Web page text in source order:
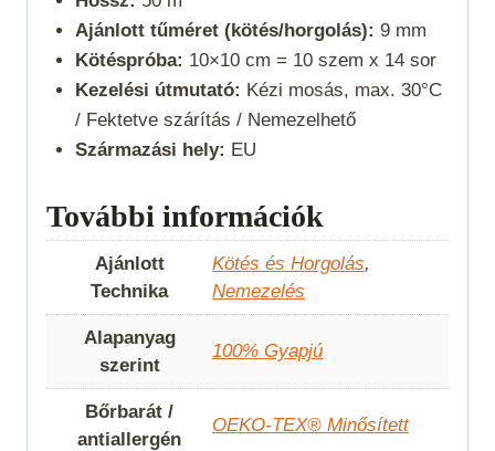
Ajánlott tűméret (kötés/horgolás): 9 mm
Kötéspróba: 10×10 cm = 10 szem x 14 sor
Kezelési útmutató: Kézi mosás, max. 30°C
/ Fektetve szárítás / Nemezelhető
Származási hely: EU
További információk
Ajánlott
Technika
Kötés és Horgolás,
Nemezelés
Alapanyag
szerint
100% Gyapjú
Bőrbarát /
antiallergén
OEKO-TEX® Minősített